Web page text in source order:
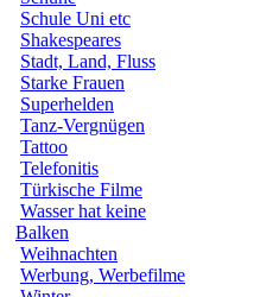
Schule Uni etc
Shakespeares
Stadt, Land, Fluss
Starke Frauen
Superhelden
Tanz-Vergnügen
Tattoo
Telefonitis
Türkische Filme
Wasser hat keine
Balken
Weihnachten
Werbung, Werbefilme